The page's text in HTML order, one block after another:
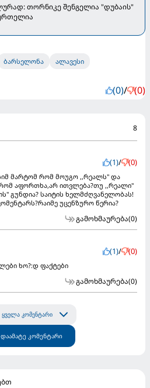
თორნიკე შენგელია "დუბაის"
ბარსელონა ალავესი
(0)/ (0)
8
(1)/ (0)
მარტომ რომ მოუგო ,,რეალს" და
აფორთხა,არ ითვლება?თუ ,,რეალი"
გუნდია? საიტის ხელმძღვანელობას!
უცენზურო წერია?
გამოხმაურება(0)
(1)/ (0)
ხო?:დ ფაქტები
გამოხმაურება(0)
ყველა კომენტარი
დაამატე კომენტარი